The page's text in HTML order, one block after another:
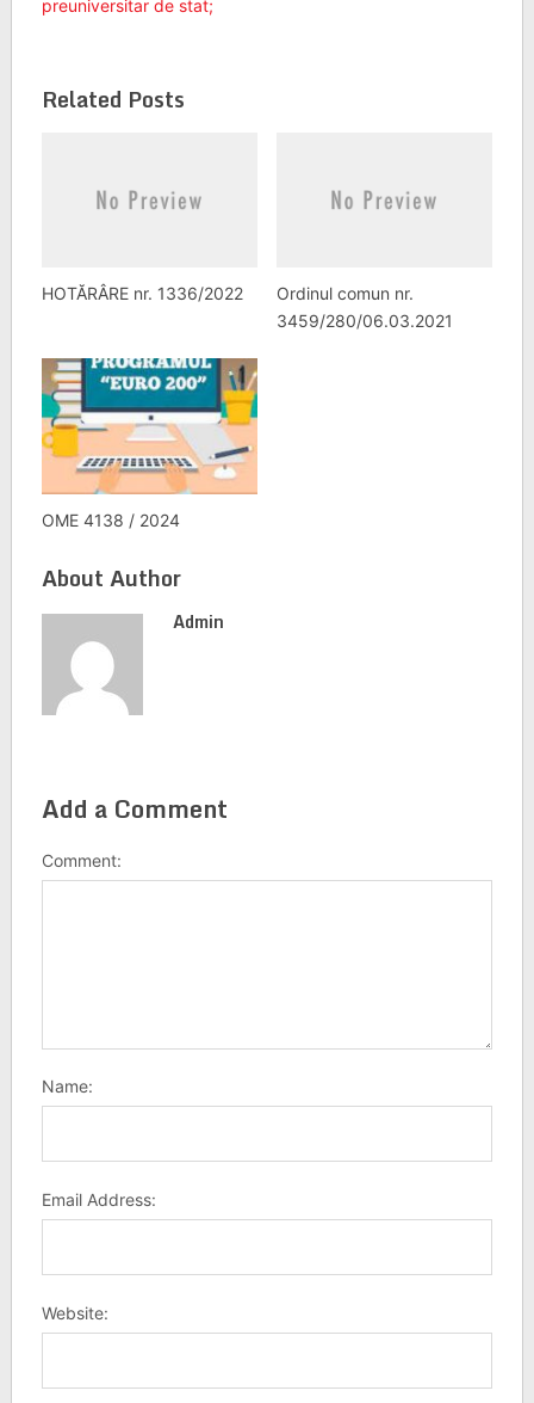
preuniversitar de stat;
Related Posts
HOTĂRÂRE nr. 1336/2022
Ordinul comun nr.
3459/280/06.03.2021
OME 4138 / 2024
About Author
Admin
Add a Comment
Comment:
Name:
Email Address:
Website: